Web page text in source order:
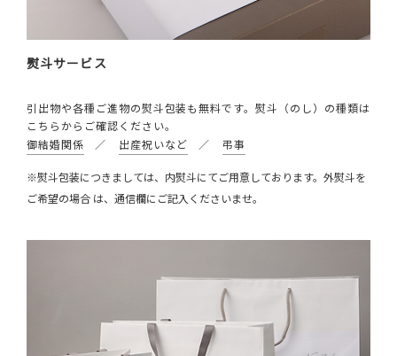
熨斗サービス
引出物や各種ご進物の熨斗包装も無料です。熨斗（のし）の種類は
こちらからご確認ください。
御結婚関係 ／ 出産祝いなど ／ 弔事
※熨斗包装につきましては、内熨斗にてご用意しております。外熨斗を
ご希望の場合 は、通信欄にご記入くださいませ。